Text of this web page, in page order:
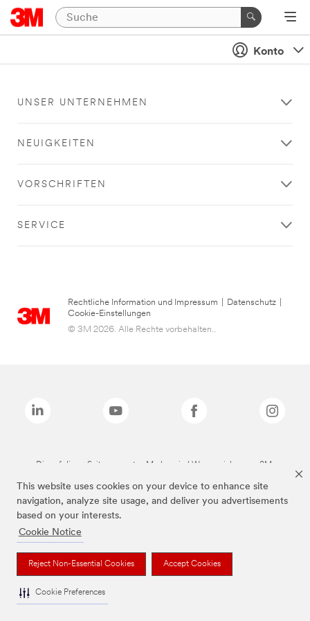
This website uses cookies on your device to enhance site
navigation, analyze site usage, and deliver you advertisements
based on your interests.
Cookie Notice
Reject Non-Essential Cookies Accept Cookies
Cookie Preferences
Konto
UNSER UNTERNEHMEN
NEUIGKEITEN
VORSCHRIFTEN
SERVICE
Rechtliche Information und Impressum Datenschutz
Cookie-Einstellungen
© 3M 2026. Alle Rechte vorbehalten..
Die auf dieser Seite genannten Marken sind Warenzeichen von 3M.